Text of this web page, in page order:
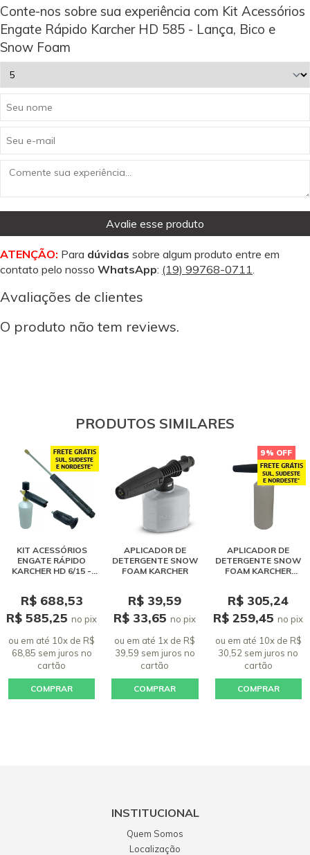
Conte-nos sobre sua experiência com Kit Acessórios
Engate Rápido Karcher HD 585 - Lança, Bico e
Snow Foam
Avalie esse produto
ATENÇÃO: Para dúvidas sobre algum produto entre em
contato pelo nosso WhatsApp: (19) 99768-0711.
Avaliações de clientes
O produto não tem reviews.
PRODUTOS SIMILARES
KIT ACESSÓRIOS
ENGATE RÁPIDO
KARCHER HD 6/15 -
R$ 688,53
R$ 585,25no pix
ou em até 10x de R$
68,85 sem juros no
cartão
COMPRAR
APLICADOR DE
DETERGENTE SNOW
FOAM KARCHER
R$ 39,59
R$ 33,65no pix
ou em até 1x de R$
39,59 sem juros no
cartão
COMPRAR
9% OFF
APLICADOR DE
DETERGENTE SNOW
FOAM KARCHER
R$ 305,24
R$ 259,45no pix
ou em até 10x de R$
30,52 sem jurosno
cartão
COMPRAR
INSTITUCIONAL
Quem Somos
Localização